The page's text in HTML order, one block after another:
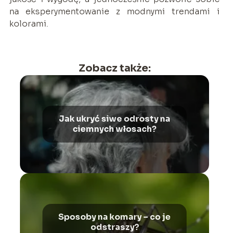
na eksperymentowanie z modnymi trendami i
kolorami.
Zobacz także:
Jak ukryć siwe odrosty na
ciemnych włosach?
Sposoby na komary – co je
odstraszy?